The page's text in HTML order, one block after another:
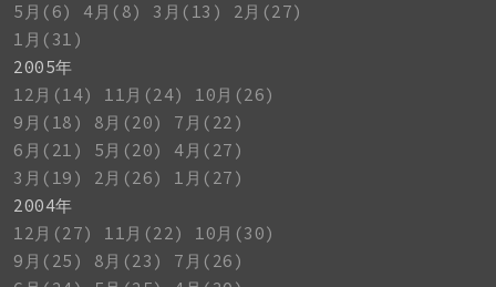
5月(6)
4月(8) 3月(13)
2月(27)
1月(31)
2005年
12月(14)
11月(24)
10月(26)
9月(18)
8月(20)
7月(22)
6月(21)
5月(20)
4月(27)
3月(19)
2月(26)
1月(27)
2004年
12月(27)
11月(22)
10月(30)
9月(25)
8月(23)
7月(26)